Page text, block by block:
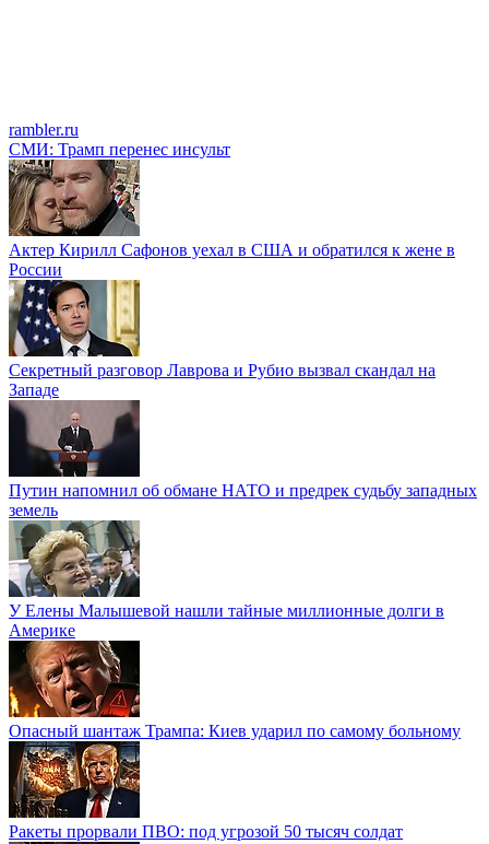
rambler.ru
СМИ: Трамп перенес инсульт
Актер Кирилл Сафонов уехал в США и обратился к жене в
России
Секретный разговор Лаврова и Рубио вызвал скандал на
Западе
Путин напомнил об обмане НАТО и предрек судьбу западных
земель
У Елены Малышевой нашли тайные миллионные долги в
Америке
Опасный шантаж Трампа: Киев ударил по самому больному
Ракеты прорвали ПВО: под угрозой 50 тысяч солдат